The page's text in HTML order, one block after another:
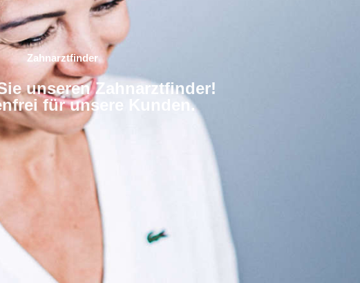
Zahnarztfinder
unseren Zahnarztfinder!
für unsere Kunden.